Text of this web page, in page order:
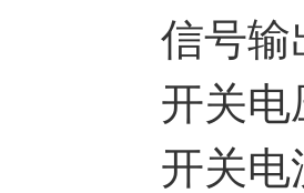
信号输
开关电
开关电